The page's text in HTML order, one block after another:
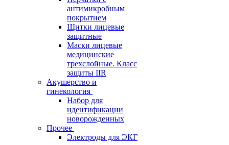
антимикробным
покрытием
Щитки лицевые
защитные
Маски лицевые
медицинские
трехслойные. Класс
защиты IIR
Акушерство и
гинекология
Набор для
идентификации
новорожденных
Прочее
Электроды для ЭКГ